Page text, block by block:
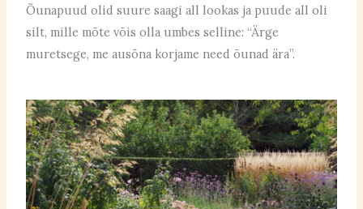
Õunapuud olid suure saagi all lookas ja puude all oli
silt, mille mõte võis olla umbes selline: “Ärge
muretsege, me ausõna korjame need õunad ära”.